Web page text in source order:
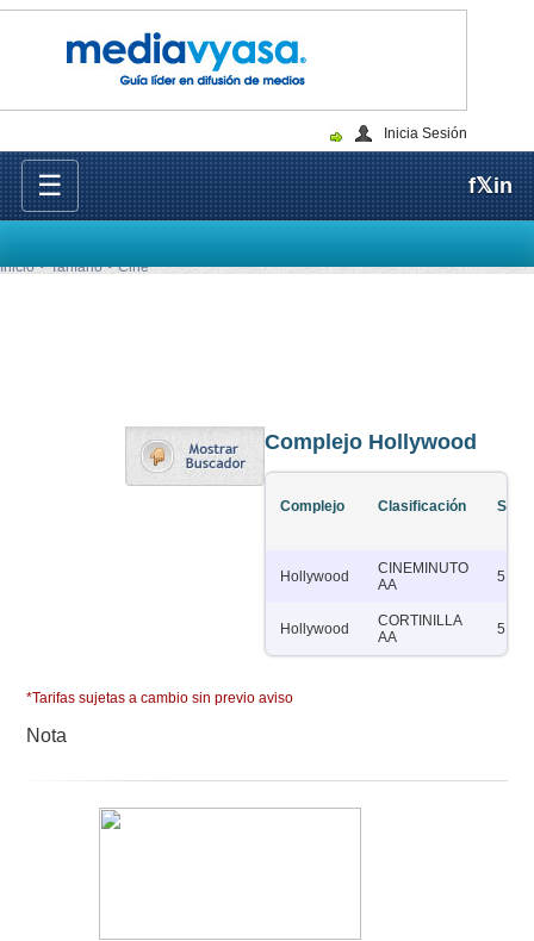
Inicia Sesión
☰ f𝕏in
Inicio Tarifario Cine
Complejo Hollywood
Complejo Clasificación
Hollywood
CINEMINUTO
AA
5
Hollywood
CORTINILLA
AA
5
*Tarifas sujetas a cambio sin previo aviso
Nota